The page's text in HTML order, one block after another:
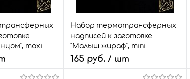
maxi
Набор термотрансферных
надписей к заготовке
"Малыш жираф", mini
165 руб. / шт